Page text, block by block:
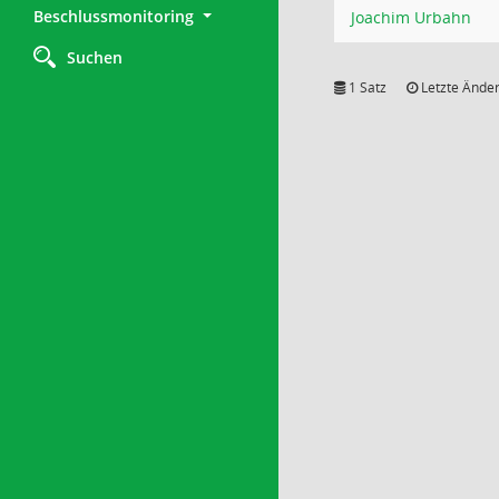
Beschlussmonitoring
Suchen
Joachim Urbahn
1 Satz Letzte